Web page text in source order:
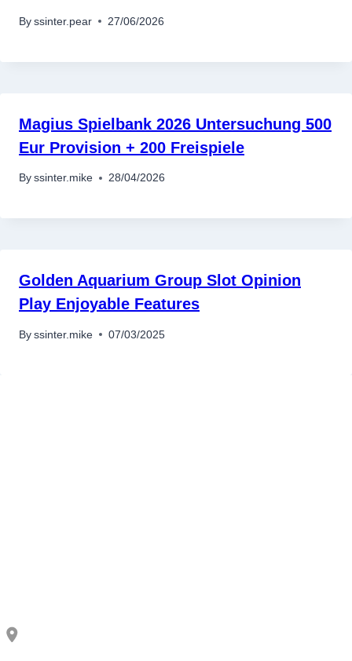
By ssinter.pear 27/06/2026
Magius Spielbank 2026 Untersuchung 500
Eur Provision + 200 Freispiele
By ssinter.mike 28/04/2026
Golden Aquarium Group Slot Opinion
Play Enjoyable Features
By ssinter.mike 07/03/2025